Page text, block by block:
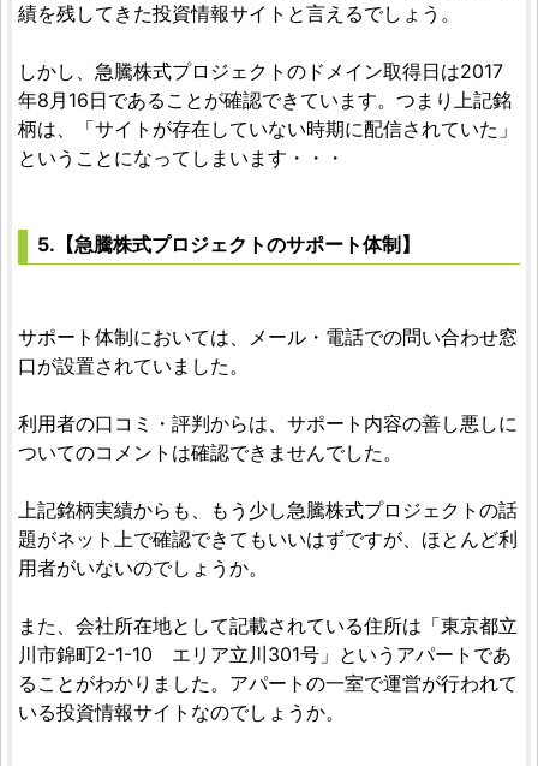
績を残してきた投資情報サイトと言えるでしょう。
しかし、急騰株式プロジェクトのドメイン取得日は2017
年8月16日であることが確認できています。つまり上記銘
柄は、「サイトが存在していない時期に配信されていた」
ということになってしまいます・・・
5.【急騰株式プロジェクトのサポート体制】
サポート体制においては、メール・電話での問い合わせ窓
口が設置されていました。
利用者の口コミ・評判からは、サポート内容の善し悪しに
ついてのコメントは確認できませんでした。
上記銘柄実績からも、もう少し急騰株式プロジェクトの話
題がネット上で確認できてもいいはずですが、ほとんど利
用者がいないのでしょうか。
また、会社所在地として記載されている住所は「東京都立
川市錦町2-1-10 エリア立川301号」というアパートであ
ることがわかりました。アパートの一室で運営が行われて
いる投資情報サイトなのでしょうか。